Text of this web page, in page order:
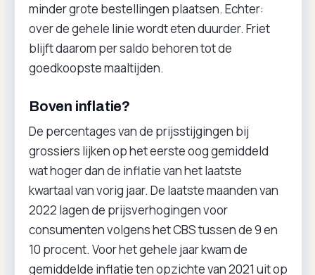
minder grote bestellingen plaatsen. Echter:
over de gehele linie wordt eten duurder. Friet
blijft daarom per saldo behoren tot de
goedkoopste maaltijden.
Boven inflatie?
De percentages van de prijsstijgingen bij
grossiers lijken op het eerste oog gemiddeld
wat hoger dan de inflatie van het laatste
kwartaal van vorig jaar. De laatste maanden van
2022 lagen de prijsverhogingen voor
consumenten volgens het CBS tussen de 9 en
10 procent. Voor het gehele jaar kwam de
gemiddelde inflatie ten opzichte van 2021 uit op